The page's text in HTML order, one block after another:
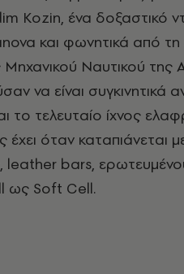
Kozin, ένα δοξαστικό
και φωνητικά από
Nαυτικού της
να είναι συγκινητικά
το τελευταίο ίχνος
όταν καταπιάνεται
leather bars,
ως Soft Cell.